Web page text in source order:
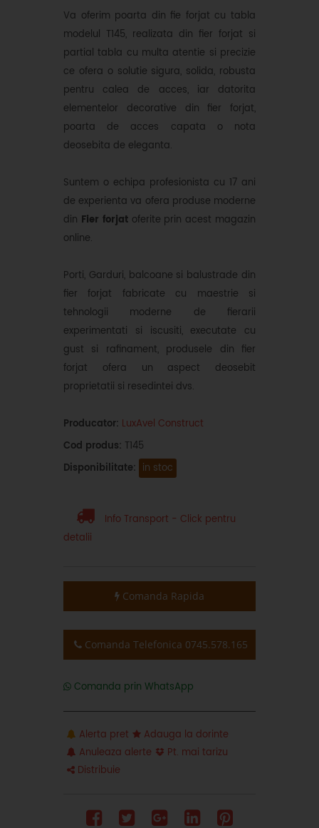
Va oferim poarta din fie forjat cu tabla
modelul T145, realizata din fier forjat si
partial tabla cu multa atentie si precizie
ce ofera o solutie sigura, solida, robusta
pentru calea de acces, iar datorita
elementelor decorative din fier forjat,
poarta de acces capata o nota
deosebita de eleganta.
Suntem o echipa profesionista cu 17 ani
de experienta va ofera produse moderne
din Fier forjatoferite prin acest magazin
online.
Porti, Garduri, balcoane si balustrade din
fier forjat fabricate cu maestrie si
tehnologii moderne de fierarii
experimentati si iscusiti, executate cu
gust si rafinament, produsele din fier
forjat ofera un aspect deosebit
proprietatii si resedintei dvs.
Producator: LuxAvel Construct
Cod produs: T145
Disponibilitate: in stoc
Info Transport - Click pentru
detalii
Comanda Rapida
Comanda Telefonica 0745.578.165
Comanda prin WhatsApp
Alerta pret
Adauga la dorinte
Anuleaza alerte
Pt. mai tarizu
Distribuie